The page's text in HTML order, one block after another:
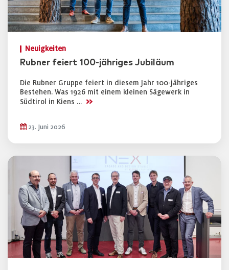
Neuigkeiten
Rubner feiert 100-jähriges Jubiläum
Die Rubner Gruppe feiert in diesem Jahr 100-jähriges
Bestehen. Was 1926 mit einem kleinen Sägewerk in
Südtirol in Kiens … >>
23. Juni 2026